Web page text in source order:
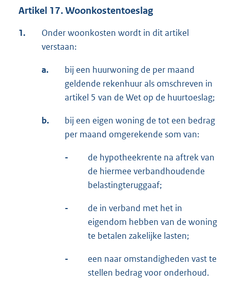
Artikel 17. Woonkostentoeslag
1.
Onder woonkosten wordt in dit artikel
verstaan:
a.
bij een huurwoning de per maand
geldende rekenhuur als omschreven in
artikel 5 van de Wet op de huurtoeslag;
b.
bij een eigen woning de tot een bedrag
per maand omgerekende som van:
-
de hypotheekrente na aftrek van
de hiermee verbandhoudende
belastingteruggaaf;
-
de in verband met het in
eigendom hebben van de woning
te betalen zakelijke lasten;
-
een naar omstandigheden vast te
stellen bedrag voor onderhoud.